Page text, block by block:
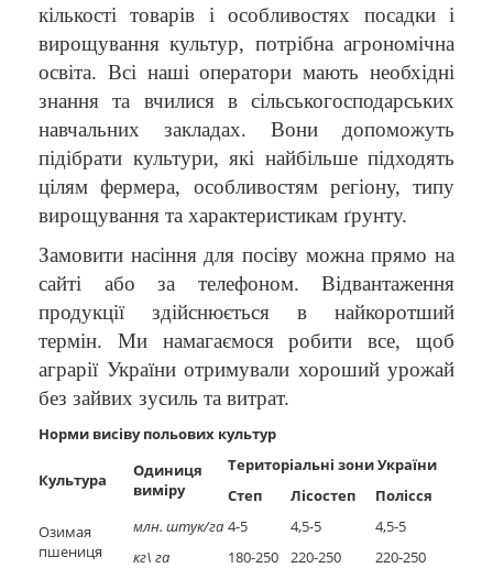
кількості товарів і особливостях посадки і
вирощування культур, потрібна агрономічна
освіта. Всі наші оператори мають необхідні
знання та вчилися в сільськогосподарських
навчальних закладах. Вони допоможуть
підібрати культури, які найбільше підходять
цілям фермера, особливостям регіону, типу
вирощування та характеристикам ґрунту.
Замовити насіння для посіву можна прямо на
сайті або за телефоном. Відвантаження
продукції здійснюється в найкоротший
термін. Ми намагаємося робити все, щоб
аграрії України отримували хороший урожай
без зайвих зусиль та витрат.
Норми висіву польових культур
Культура
Одиниця
виміру
Територіальні зони України
Степ
Лісостеп Полісся
Озимая
пшениця
млн. штук/га 4-5 4,5-5
4,5-5
кг\ га
180-250 220-250 220-250